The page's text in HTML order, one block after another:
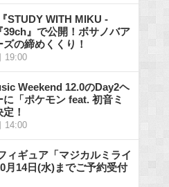
STUDY WITH MIKU -
』で公開！ボサノバア
の締めくくり！
19:00
Weekend 12.0のDay2ヘ
に「ポケモン feat. 初音ミ
！
14:00
ィギュア「マジカルミライ
月14日(水)までご予約受付